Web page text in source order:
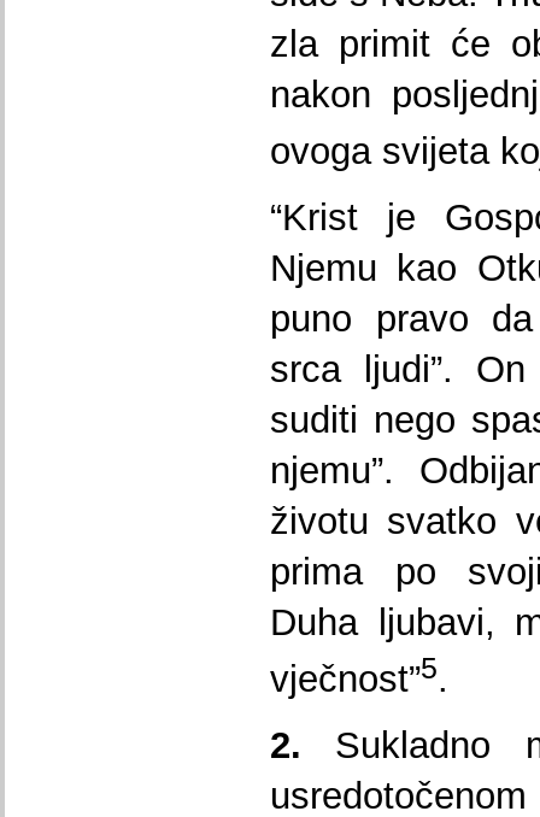
zla primit će
nakon
ovoga svijeta
“Krist je
Njemu kao
puno pravo
srca ljudi”.
suditi nego
njemu”.
životu svatko
prima po
Duha ljubavi,
vječnost”5.
2. Sukladno